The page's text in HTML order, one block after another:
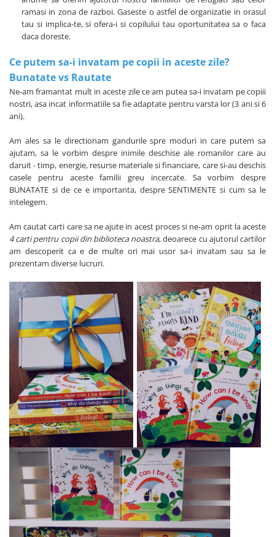
ramasi in zona de razboi. Gaseste o astfel de organizatie in orasul
tau si implica-te, si ofera-i si copilului tau oportunitatea sa o faca
daca doreste.
Ce putem sa-i invatam pe copii in aceste zile?
Bunatate vs Rautate
Ne-am framantat mult in aceste zile ce am putea sa-i invatam pe copiii
nostri, asa incat informatiile sa fie adaptate pentru varsta lor (3 ani si 6
ani).
Am ales sa le directionam gandurile spre moduri in care putem sa
ajutam, sa le vorbim despre inimile deschise ale romanilor care au
daruit - timp, energie, resurse materiale si financiare, care si-au deschis
casele pentru aceste familii greu incercate. Sa vorbim despre
BUNATATE si de ce e importanta, despre SENTIMENTE si cum sa le
intelegem.
Am cautat carti care sa ne ajute in acest proces si ne-am oprit la aceste
4 carti pentru copii din biblioteca noastra, deoarece cu ajutorul cartilor
am descoperit ca e de multe ori mai usor sa-i invatam sau sa le
prezentam diverse lucruri.